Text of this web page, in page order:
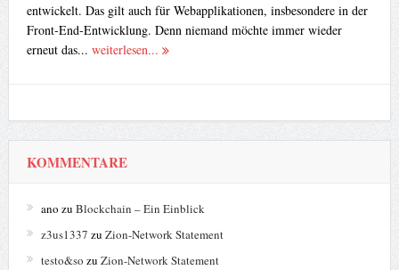
entwickelt. Das gilt auch für Webapplikationen, insbesondere in der
Front-End-Entwicklung. Denn niemand möchte immer wieder
erneut das... weiterlesen...
KOMMENTARE
ano zu Blockchain – Ein Einblick
z3us1337 zu Zion-Network Statement
testo&so zu Zion-Network Statement